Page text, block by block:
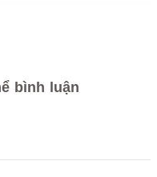
bình luận